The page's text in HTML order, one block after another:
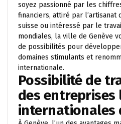
soyez passionné par les
financiers, attiré par l’artisanat
suisse ou intéressé par le
mondiales, la ville de Genève
de possibilités pour
domaines stimulants et
internationale.
Possibilité de
des entreprises
internationales